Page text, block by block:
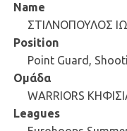
Name
ΣΤΙΛΝΟΠΟΥΛΟΣ
Position
Point Guard,
Ομάδα
WARRIORS
Leagues